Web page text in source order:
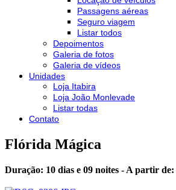
Passagens aéreas
Seguro viagem
Listar todos
Depoimentos
Galeria de fotos
Galeria de vídeos
Unidades
Loja Itabira
Loja João Monlevade
Listar todas
Contato
Flórida Mágica
Duração: 10 dias e 09 noites - A partir de: